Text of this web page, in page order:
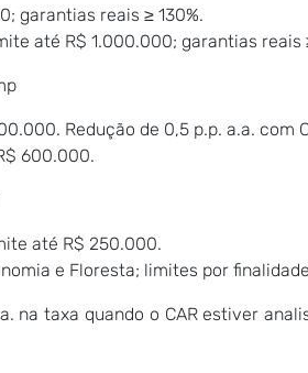
garantias reais ≥ 130%.
até R$ 1.000.000; garantias reais
Redução de 0,5 p.p. a.a. com
600.000.
até R$ 250.000.
e Floresta; limites por
na taxa quando o CAR estiver